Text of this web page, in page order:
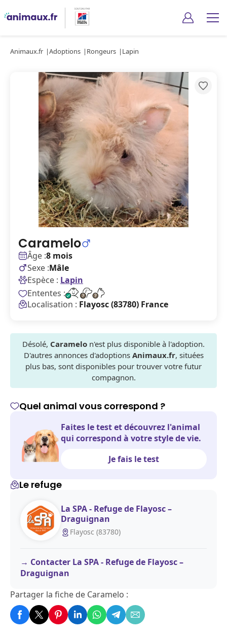
Animaux.fr Adoptions Rongeurs Lapin
Caramelo
Âge :8 mois
Sexe :Mâle
Espèce : Lapin
Ententes :
Localisation : Flayosc (83780) France
Désolé, Caramelo n'est plus disponible à l'adoption.
D'autres annonces d'adoptions Animaux.fr, situées
plus bas, sont disponibles pour trouver votre futur
compagnon.
Quel animal vous correspond ?
Faites le test et découvrez l'animal
qui correspond à votre style de vie.
Je fais le test
Le refuge
La SPA - Refuge de Flayosc –
Draguignan
Flayosc (83780)
Contacter La SPA - Refuge de Flayosc –
Draguignan
Partager la fiche de Caramelo :